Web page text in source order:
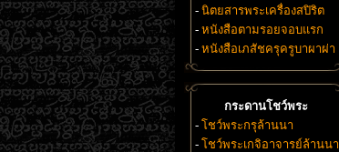
- นิตยสารพระเครื่องสปิริต
- หนังสือตามรอยจอบแรก
- หนังสือเภสัชครุครูบาผาผ่า
กระดานโชว์พระ
- โชว์พระกรุล้านนา
- โชว์พระเกจิอาจารย์ล้านนา